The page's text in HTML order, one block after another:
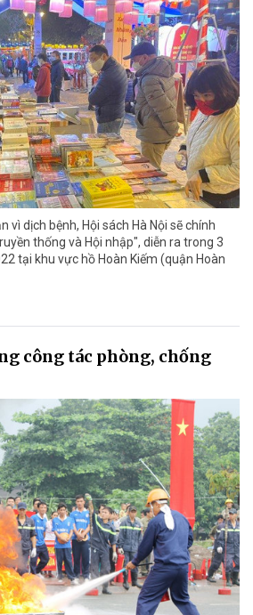
vì dịch bệnh, Hội sách Hà Nội sẽ chính
thống và Hội nhập", diễn ra trong 3
tại khu vực hồ Hoàn Kiếm (quận Hoàn
công tác phòng, chống